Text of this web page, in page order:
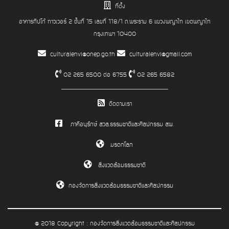
ที่ตั้ง
อาคารทิปโก้ ทาวเวอร์ 2 ชั้นที่ 15 เลขที่ 118/1 ถ.พระราม 6 แขวงพญาไท เขตพญาไท
กรุงเทพฯ 10400
culturalenvi@onep.go.th culturalenvi@gmail.com
02 265 6500 ต่อ 6755 02 265 6582
ติดตามเรา
ภาคีอนุรักษ์ สวล.ธรรมชาติและศิลปกรรม สผ.
มรดกโลก
สิ่งแวดล้อมธรรมชาติ
กองจัดการสิ่งแวดล้อมธรรมชาติและศิลปกรรม
@ 2018 Copyright : กองจัดการสิ่งแวดล้อมธรรมชาติและศิลปกรรม